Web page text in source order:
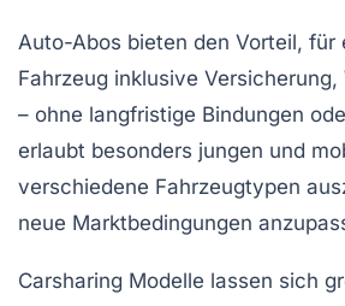
Auto-Abos bieten den Vorteil,
Fahrzeug inklusive
– ohne langfristige Bindungen
erlaubt besonders jungen und
verschiedene Fahrzeugtypen
neue Marktbedingungen
Carsharing Modelle lassen sich